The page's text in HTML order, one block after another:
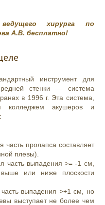
хирурга по
А.В. бесплатно!
инструмент для
стенки — система
в 1996 г. Эта система,
колледжем акушеров и
часть пролапса составляет
плевы).
часть выпадения >= -1 см,
или ниже плоскости
выпадения >+1 см, но
выступает не более чем